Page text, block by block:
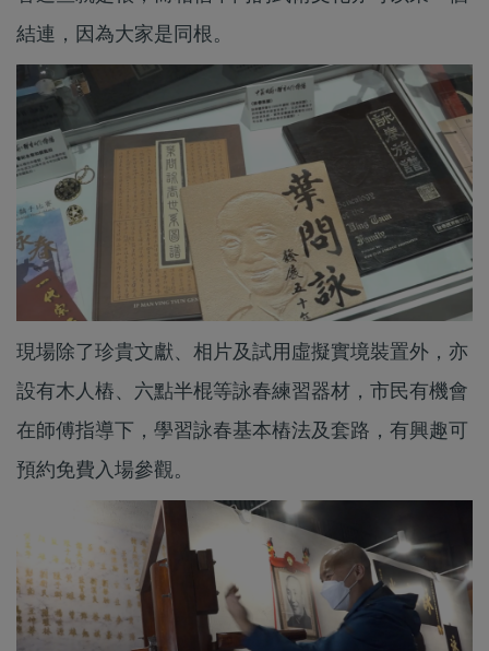
結連，因為大家是同根。
現場除了珍貴文獻、相片及試用虛擬實境裝置外，亦
設有木人樁、六點半棍等詠春練習器材，市民有機會
在師傅指導下，學習詠春基本樁法及套路，有興趣可
預約免費入場參觀。